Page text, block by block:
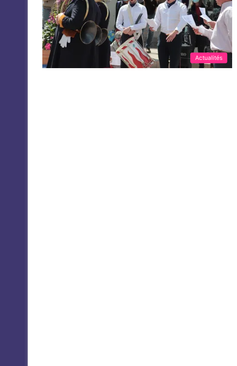
Actualités